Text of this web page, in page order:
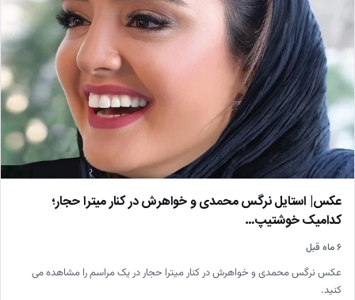
عکس| استایل نرگس محمدی و خواهرش در کنار میترا حجار؛
کدامیک خوشتیپ…
۶ ماه قبل
عکس نرگس محمدی و خواهرش در کنار میترا حجار در یک مراسم را مشاهده می
کنید.